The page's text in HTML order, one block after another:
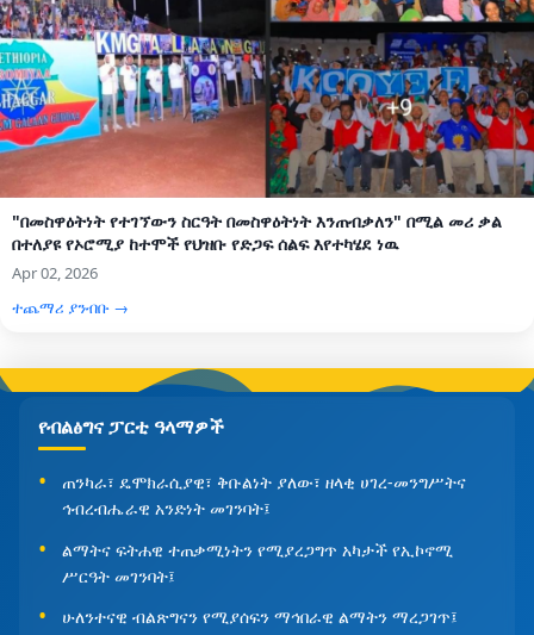
"በመስዋዕትነት የተገኘውን ስርዓት በመስዋዕትነት እንጠብቃለን" በሚል መሪ ቃል
በተለያዩ የኦሮሚያ ከተሞች የህዝቡ የድጋፍ ሰልፍ እየተካሄደ ነዉ
Apr 02, 2026
ተጨማሪ ያንብቡ →
የብልፅግና ፓርቲ ዓላማዎች
ጠንካራ፣ ዴሞክራሲያዊ፣ ቅቡልነት ያለው፣ ዘላቂ ሀገረ-መንግሥትና
ኅብረብሔራዊ አንድነት መገንባት፤
ልማትና ፍትሐዊ ተጠቃሚነትን የሚያረጋግጥ አካታች የኢኮኖሚ
ሥርዓት መገንባት፤
ሁለንተናዊ ብልጽግናን የሚያሰፍን ማኅበራዊ ልማትን ማረጋገጥ፤